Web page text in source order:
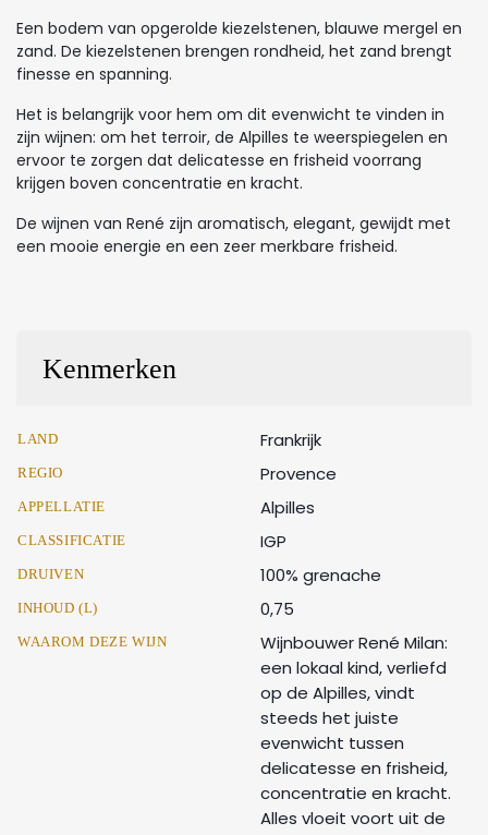
Een bodem van opgerolde kiezelstenen, blauwe mergel en
zand. De kiezelstenen brengen rondheid, het zand brengt
finesse en spanning.
Het is belangrijk voor hem om dit evenwicht te vinden in
zijn wijnen: om het terroir, de Alpilles te weerspiegelen en
ervoor te zorgen dat delicatesse en frisheid voorrang
krijgen boven concentratie en kracht.
De wijnen van René zijn aromatisch, elegant, gewijdt met
een mooie energie en een zeer merkbare frisheid.
Kenmerken
LAND Frankrijk
REGIO Provence
APPELLATIE Alpilles
CLASSIFICATIE IGP
DRUIVEN 100% grenache
INHOUD (L) 0,75
WAAROM DEZE WIJN
Wijnbouwer René Milan:
een lokaal kind, verliefd
op de Alpilles, vindt
steeds het juiste
evenwicht tussen
delicatesse en frisheid,
concentratie en kracht.
Alles vloeit voort uit de